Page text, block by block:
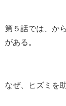
第５話では、か
がある。
なぜ、ヒズミを